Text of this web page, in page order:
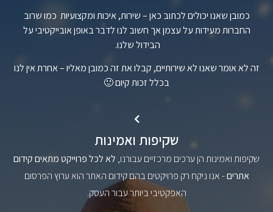
כמובן שאנו יכולים לכתוב כאן – שירות, איכות ומקצועיות כמו שרוב
החברות מעידות על עצמן אך חשוב לנו לדבר באופן אובייקטיבי על
הבידול שלנו.
זה לא אומר שאנו לא שירותיים, קבלו את זה כמובן מאליו – אחרת אין לנו
בכלל זכות קיום 🙂
שקיפות ואמינות
שקיפות ואמינות הן ערכים מרכזיים עבורנו, לא לכל פרוייקט מתאים קידום
אתרים- אנו ניקח רק פרויקטים בהם קידום האתר הוא ערוץ הפרסום
האפקטיבי ביותר עבור העסק.